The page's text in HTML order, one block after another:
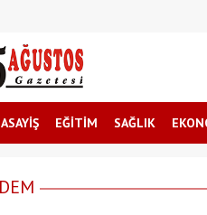
ASAYİŞ EĞİTİM SAĞLIK